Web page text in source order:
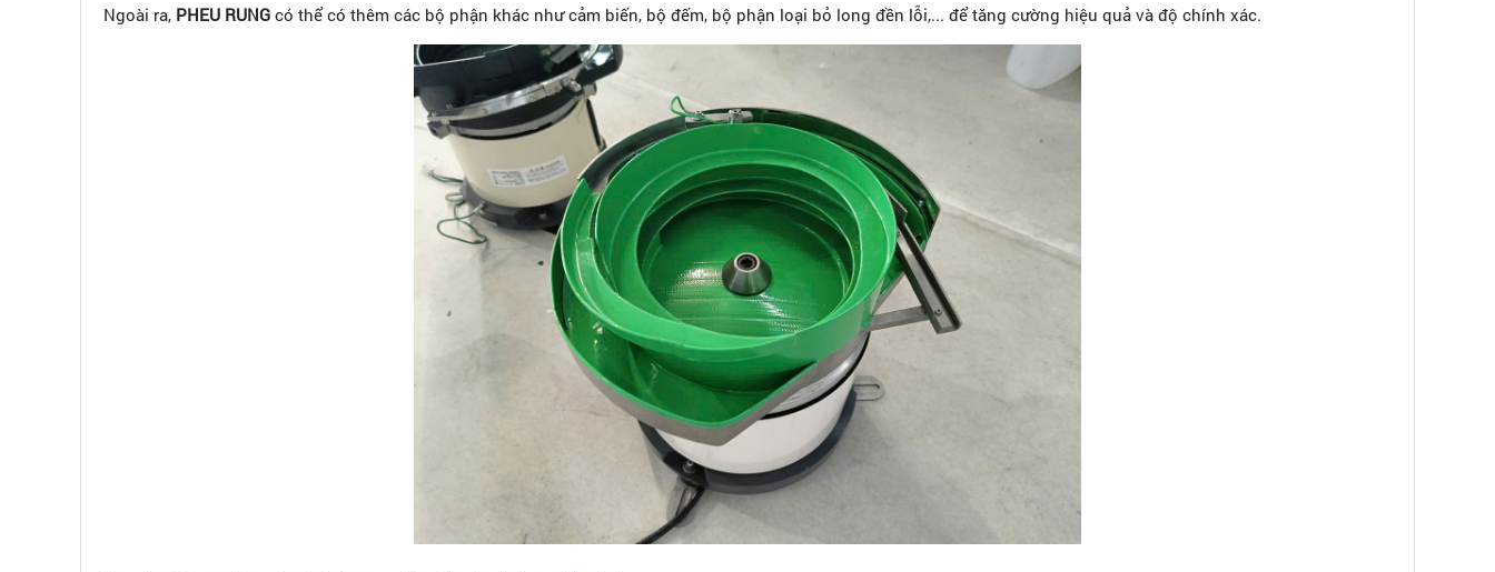
Ngoài ra, PHEU RUNG có thể có thêm các bộ phận khác như cảm biến, bộ đếm, bộ phận loại bỏ long đền lỗi,... để tăng cường hiệu quả và độ chính xác.